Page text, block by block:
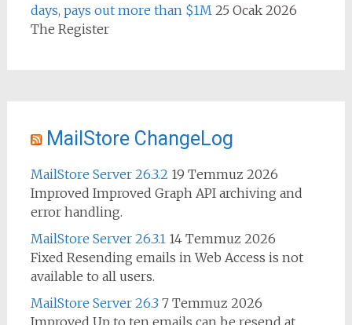
days, pays out more than $1M 25 Ocak 2026
The Register
MailStore ChangeLog
MailStore Server 26.3.2 19 Temmuz 2026
Improved Improved Graph API archiving and
error handling.
MailStore Server 26.3.1 14 Temmuz 2026
Fixed Resending emails in Web Access is not
available to all users.
MailStore Server 26.3 7 Temmuz 2026
Improved Up to ten emails can be resend at